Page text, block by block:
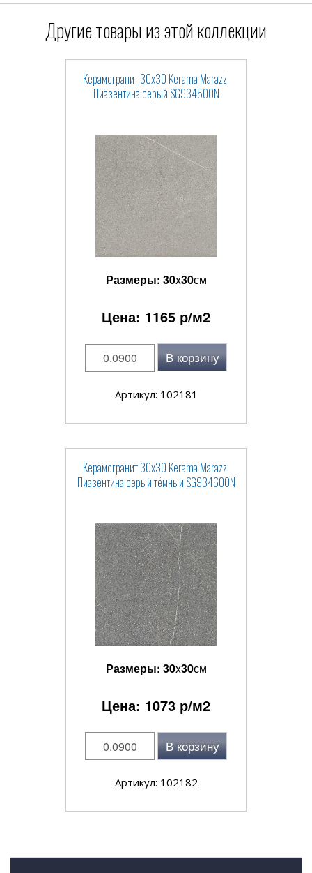
Другие товары из этой коллекции
Керамогранит 30x30 Kerama Marazzi
Пиазентина серый SG934500N
Размеры: 30x30см
Цена: 1165 р/м2
В корзину
Артикул: 102181
Керамогранит 30x30 Kerama Marazzi
Пиазентина серый тёмный SG934600N
Размеры: 30x30см
Цена: 1073 р/м2
В корзину
Артикул: 102182